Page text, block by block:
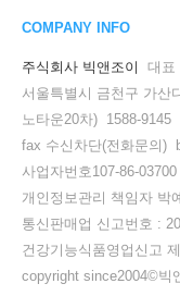
COMPANY INFO
주식회사 빅앤조이
대표
서울특별시 금천구 가산
노타운20차) 1588-9145
fax 수신차단(전화문의)
사업자번호107-86-03700
개인정보관리 책임자 박
통신판매업 신고번호 :
건강기능식품영업신고
copyright since2004©빅